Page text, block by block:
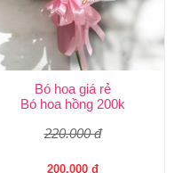
Bó hoa giá rẻ
Bó hoa hồng 200k
220.000 đ
200.000 đ